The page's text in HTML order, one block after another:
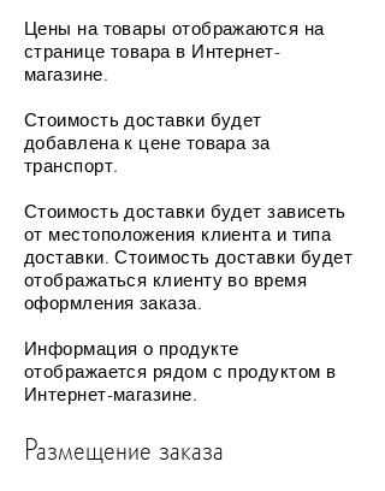
Цены на товары отображаются на
странице товара в Интернет-
магазине.
Стоимость доставки будет
добавлена к цене товара за
транспорт.
Стоимость доставки будет зависеть
от местоположения клиента и типа
доставки. Стоимость доставки будет
отображаться клиенту во время
оформления заказа.
Информация о продукте
отображается рядом с продуктом в
Интернет-магазине.
Размещение заказа